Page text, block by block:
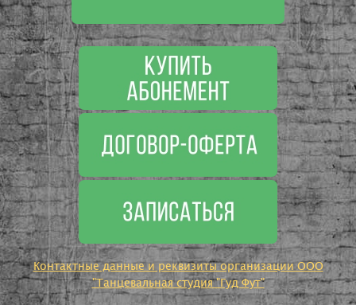
Контактные данные и реквизиты организации ООО
"Танцевальная студия "Гуд Фут"